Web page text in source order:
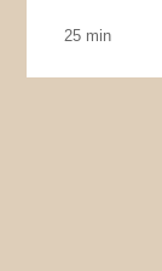
25 min